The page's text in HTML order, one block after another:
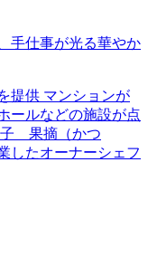
手仕事が光る華やか
提供 マンションが
ールなどの施設が点
子 果摘（かつ
したオーナーシェフ